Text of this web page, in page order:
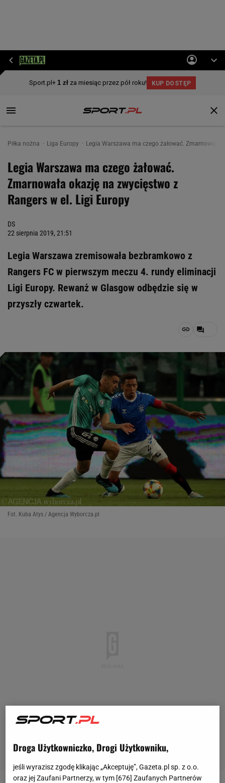
Piłka nożna Liga Europy Legia Warszawa ma czego żałować.
Legia Warszawa ma czego żałować.
Zmarnowała okazję na zwycięstwo z
Rangers w el. Ligi Europy
DS
22 sierpnia 2019, 21:51
Legia Warszawa zremisowała bezbramkowo z
Rangers FC w pierwszym meczu 4. rundy eliminacji
Ligi Europy. Rewanż w Glasgow odbędzie się w
przyszły czwartek.
Fot. Kuba Atys / Agencja Wyborcza.pl
Droga Użytkowniczko, Drogi Użytkowniku,
jeśli wyrazisz zgodę klikając „Akceptuję”, Gazeta.pl sp. z o.o.
oraz jej Zaufani Partnerzy, w tym [676] Zaufanych Partnerów